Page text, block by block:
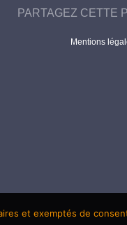
PARTAGEZ CETTE
Mentions
et exemptés de